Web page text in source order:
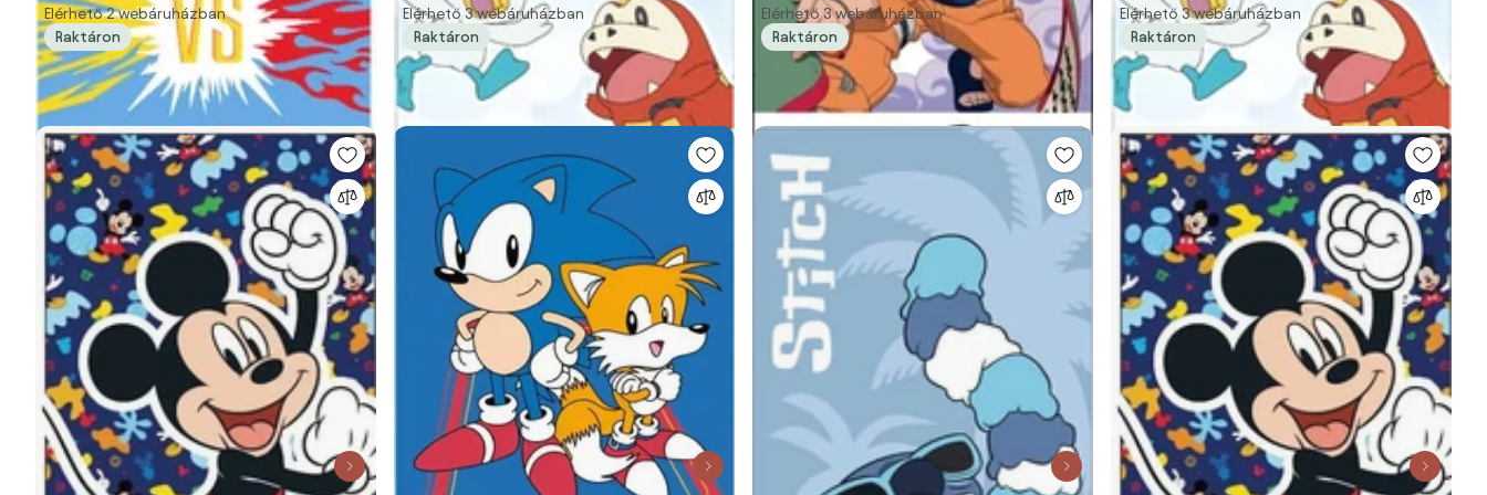
Elérhető 2 webáruházban
Raktáron
Elérhető 3 webáruházban
Raktáron
Elérhető 3 webáruházban
Raktáron
Elérhető 3 webáruházban
Raktáron